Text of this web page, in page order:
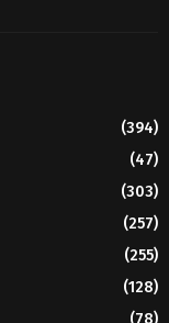
(394)
(47)
(303)
(257)
(255)
(128)
(78)